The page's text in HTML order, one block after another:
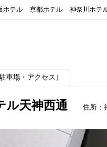
ホテル 京都ホテル 神奈川ホテ
車場・アクセス）
ル天神西通 住所：